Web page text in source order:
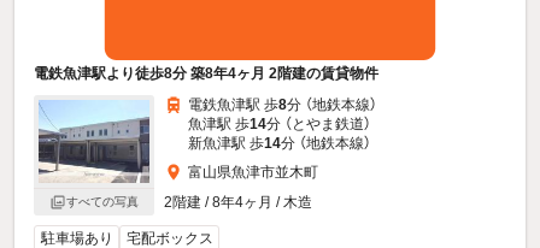
電鉄魚津駅より徒歩8分 築8年4ヶ月 2階建の賃貸物件
すべての写真
電鉄魚津駅 歩8分 （地鉄本線）
魚津駅 歩14分 （とやま鉄道）
新魚津駅 歩14分 （地鉄本線）
富山県魚津市並木町
2階建 / 8年4ヶ月 / 木造
駐車場あり 宅配ボックス